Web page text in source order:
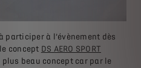
participer à l’évènement dès
concept DS AERO SPORT
plus beau concept car par le